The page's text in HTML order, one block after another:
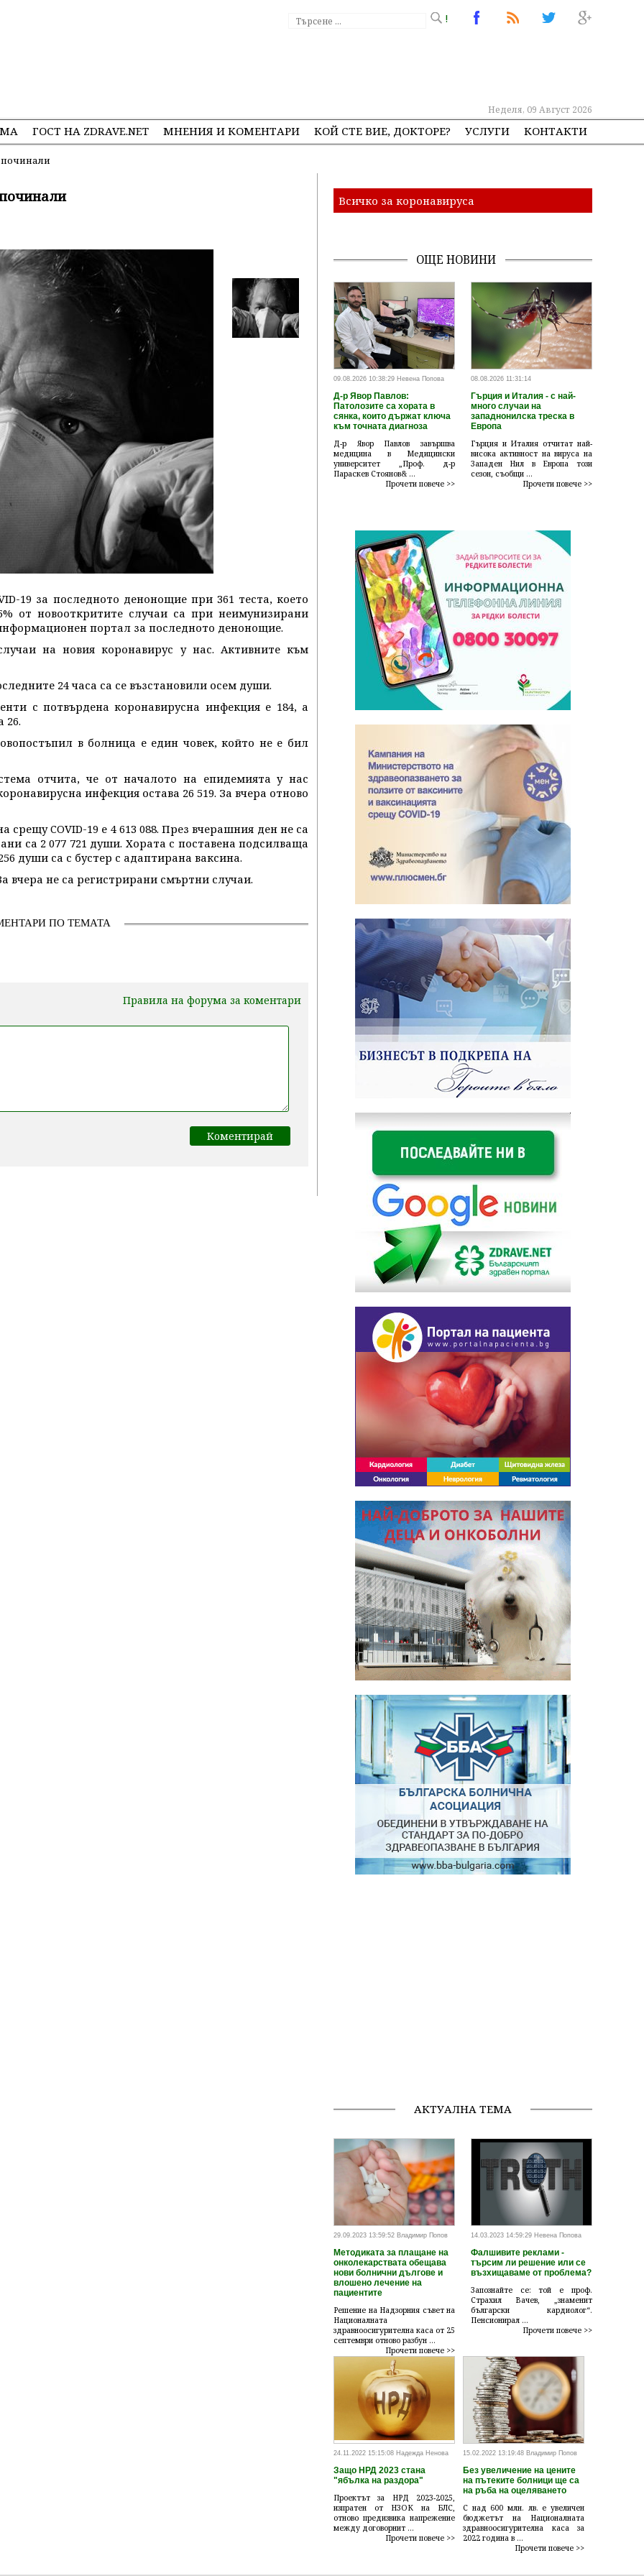
!
Неделя, 09 Август 2026
ГОСТ НА ZDRAVE.NET МНЕНИЯ И КОМЕНТАРИ КОЙ СТЕ ВИЕ, ДОКТОРЕ? УСЛУГИ КОНТАКТИ
19 за последното денонощие при 361 теста, което
от новооткритите случаи са при неимунизирани
портал за последното денонощие.
на новия коронавирус у нас. Активните към
24 часа са се възстановили осем души.
с потвърдена коронавирусна инфекция е 184, а
26.
в болница е един човек, който не е бил
отчита, че от началото на епидемията у нас
инфекция остава 26 519. За вчера отново
COVID-19 е 4 613 088. През вчерашния ден не са
са 2 077 721 души. Хората с поставена подсилваща
души са с бустер с адаптирана ваксина.
вчера не са регистрирани смъртни случаи.
ПО ТЕМАТА
Правила на форума за коментари
Всичко за коронавируса
ОЩЕ НОВИНИ
09.08.2026 10:38:29 Невена Попова
Д-р Явор Павлов:
Патолозите са хората в
сянка, които държат ключа
към точната диагноза
Д-р Явор Павлов завършва
медицина в Медицински
университет „Проф. д-р
Параскев Стоянов& ...
Прочети повече >>
08.08.2026 11:31:14
Гърция и Италия - с най-
много случаи на
западнонилска треска в
Европа
Гърция и Италия отчитат най-
висока активност на вируса на
Западен Нил в Европа този
сезон, съобщи ...
Прочети повече >>
АКТУАЛНА ТЕМА
29.09.2023 13:59:52 Владимир Попов
Методиката за плащане на
онколекарствата обещава
нови болнични дългове и
влошено лечение на
пациентите
Решение на Надзорния съвет на
Националната
здравноосигурителна каса от 25
септември отново разбун ...
Прочети повече >>
14.03.2023 14:59:29 Невена Попова
Фалшивите реклами -
търсим ли решение или се
възхищаваме от проблема?
Запознайте се: той е проф.
Страхил Вачев, „знаменит
български кардиолог“.
Пенсионирал ...
Прочети повече >>
24.11.2022 15:15:08 Надежда Ненова
Защо НРД 2023 стана
"ябълка на раздора"
Проектът за НРД 2023-2025,
изпратен от НЗОК на БЛС,
отново предизвика напрежение
между договорнит ...
Прочети повече >>
15.02.2022 13:19:48 Владимир Попов
Без увеличение на цените
на пътеките болници ще са
на ръба на оцеляването
С над 600 млн. лв. е увеличен
бюджетът на Националната
здравноосигурителна каса за
2022 година в ...
Прочети повече >>